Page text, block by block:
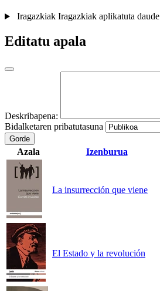
Iragazkiak Iragazkiak aplikatuta daude
Editatu apala
Deskribapena:
Bidalketaren pribatutasuna
Gorde
Azala Izenburua
La insurrección que viene
El Estado y la revolución